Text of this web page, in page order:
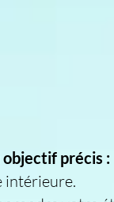
objectif précis :
intérieure.